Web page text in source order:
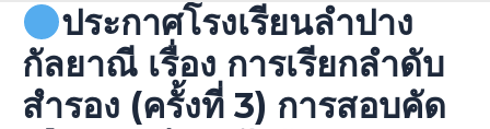
ประกาศโรงเรียนลำปาง
กัลยาณี เรื่อง การเรียกลำดับ
สำรอง (ครั้งที่ 3) การสอบคัด